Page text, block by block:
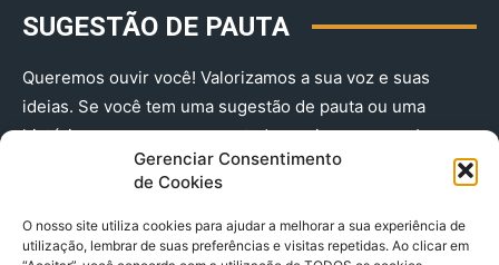
Gerenciar Consentimento
de Cookies
O nosso site utiliza cookies para ajudar a melhorar a sua experiência de
utilização, lembrar de suas preferências e visitas repetidas. Ao clicar em
SUGESTÃO DE PAUTA
Queremos ouvir você! Valorizamos a sua voz e suas
ideias. Se você tem uma sugestão de pauta ou uma
história que merece ser contada, envie-nos agora!
(91) 98224 - 3111